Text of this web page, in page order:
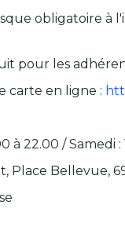
obligatoire à
pour les
carte en ligne :
à 22.00 / Samedi :
Place Bellevue,